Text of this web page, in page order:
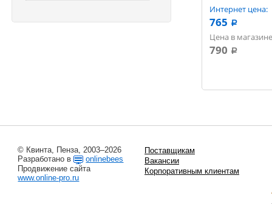
Интернет цена:
765 a
Цена в
790 a
© Квинта, Пенза, 2003–2026
Разработано в
onlinebees
Продвижение сайта
www.online-pro.ru
Поставщикам
Вакансии
Корпоративным клиентам